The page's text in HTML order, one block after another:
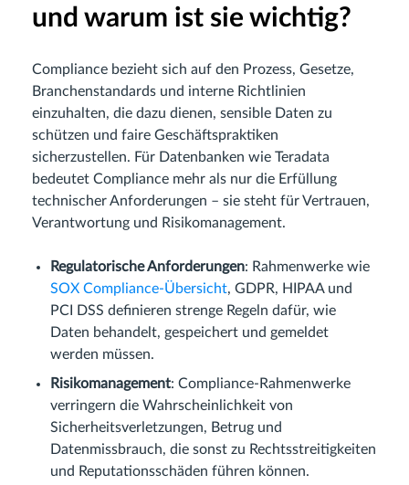
und warum ist sie wichtig?
Compliance bezieht sich auf den Prozess, Gesetze,
Branchenstandards und interne Richtlinien
einzuhalten, die dazu dienen, sensible Daten zu
schützen und faire Geschäftspraktiken
sicherzustellen. Für Datenbanken wie Teradata
bedeutet Compliance mehr als nur die Erfüllung
technischer Anforderungen – sie steht für Vertrauen,
Verantwortung und Risikomanagement.
Regulatorische Anforderungen: Rahmenwerke wie
SOX Compliance-Übersicht, GDPR, HIPAA und
PCI DSS definieren strenge Regeln dafür, wie
Daten behandelt, gespeichert und gemeldet
werden müssen.
Risikomanagement: Compliance-Rahmenwerke
verringern die Wahrscheinlichkeit von
Sicherheitsverletzungen, Betrug und
Datenmissbrauch, die sonst zu Rechtsstreitigkeiten
und Reputationsschäden führen können.